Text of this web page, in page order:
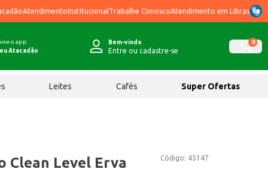
AtendimentoInstitucional Trabalhe ConoscoAtendimento em Libras
o app
Atacadão
Bem-vindo
Entre ou cadastre-se
0
Leites Cafés Super Ofertas
Código: 45147
Clean Level Erva